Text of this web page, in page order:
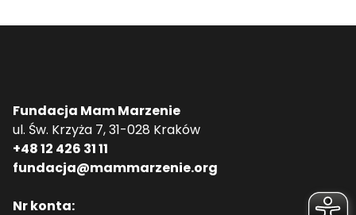
Fundacja Mam Marzenie
ul. Św. Krzyża 7, 31-028 Kraków
+48 12 426 31 11
fundacja@mammarzenie.org
Nr konta: